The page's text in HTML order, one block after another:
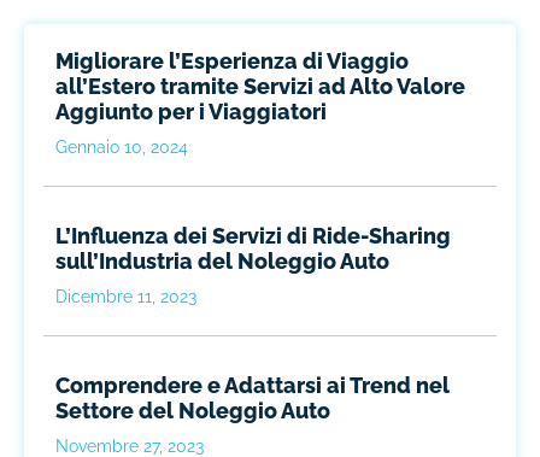
Migliorare l’Esperienza di Viaggio
all’Estero tramite Servizi ad Alto Valore
Aggiunto per i Viaggiatori
Gennaio 10, 2024
L’Influenza dei Servizi di Ride-Sharing
sull’Industria del Noleggio Auto
Dicembre 11, 2023
Comprendere e Adattarsi ai Trend nel
Settore del Noleggio Auto
Novembre 27, 2023